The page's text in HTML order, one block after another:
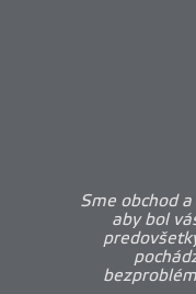
Sme obchod
aby bol